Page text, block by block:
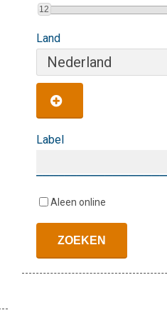
12
Land
Label
Aleen online